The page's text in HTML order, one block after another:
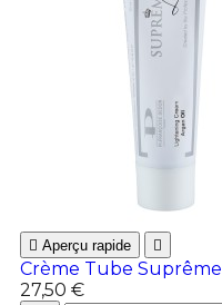
 Aperçu rapide 
Crème Tube Suprême
27,50 €